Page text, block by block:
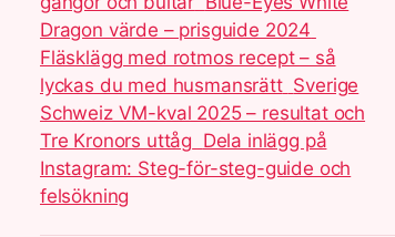
Dragon värde – prisguide 2024
Fläsklägg med rotmos recept – så
lyckas du med husmansrätt Sverige
Schweiz VM-kval 2025 – resultat och
Tre Kronors uttåg Dela inlägg på
Instagram: Steg-för-steg-guide och
felsökning